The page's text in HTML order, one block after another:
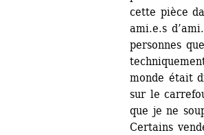
cette pièce
ami.e.s
personnes
monde était
sur le
que je ne
Certains